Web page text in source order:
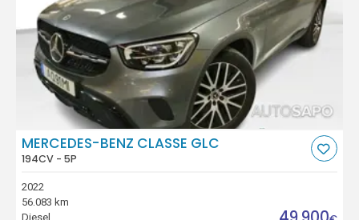
MERCEDES-BENZ CLASSE GLC
194CV - 5P
2022
56.083 km
Diesel